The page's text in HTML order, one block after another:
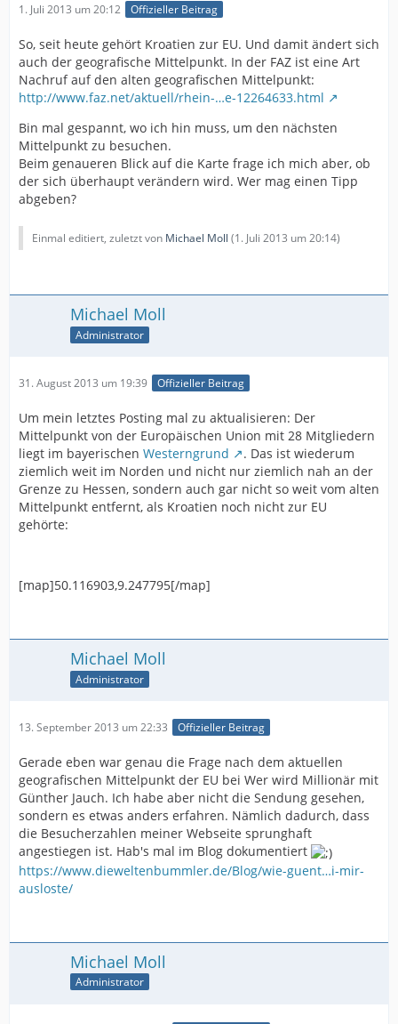
1. Juli 2013 um 20:12 Offizieller Beitrag
So, seit heute gehört Kroatien zur EU. Und damit ändert sich
auch der geografische Mittelpunkt. In der FAZ ist eine Art
Nachruf auf den alten geografischen Mittelpunkt:
http://www.faz.net/aktuell/rhein-…e-12264633.html
Bin mal gespannt, wo ich hin muss, um den nächsten
Mittelpunkt zu besuchen.
Beim genaueren Blick auf die Karte frage ich mich aber, ob
der sich überhaupt verändern wird. Wer mag einen Tipp
abgeben?
Einmal editiert, zuletzt von Michael Moll (1. Juli 2013 um 20:14)
Michael Moll
Administrator
31. August 2013 um 19:39 Offizieller Beitrag
Um mein letztes Posting mal zu aktualisieren: Der
Mittelpunkt von der Europäischen Union mit 28 Mitgliedern
liegt im bayerischen Westerngrund
. Das ist wiederum
ziemlich weit im Norden und nicht nur ziemlich nah an der
Grenze zu Hessen, sondern auch gar nicht so weit vom alten
Mittelpunkt entfernt, als Kroatien noch nicht zur EU
gehörte:
[map]50.116903,9.247795[/map]
Michael Moll
Administrator
13. September 2013 um 22:33 Offizieller Beitrag
Gerade eben war genau die Frage nach dem aktuellen
geografischen Mittelpunkt der EU bei Wer wird Millionär mit
Günther Jauch. Ich habe aber nicht die Sendung gesehen,
sondern es etwas anders erfahren. Nämlich dadurch, dass
die Besucherzahlen meiner Webseite sprunghaft
angestiegen ist. Hab's mal im Blog dokumentiert
https://www.dieweltenbummler.de/Blog/wie-guent…i-mir-
ausloste/
Michael Moll
Administrator